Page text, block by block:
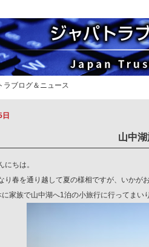
ラブログ＆ニュース
山中湖
にちは。
り春を通り越して夏の様相ですが、いかが
家族で山中湖へ1泊の小旅行に行ってまい